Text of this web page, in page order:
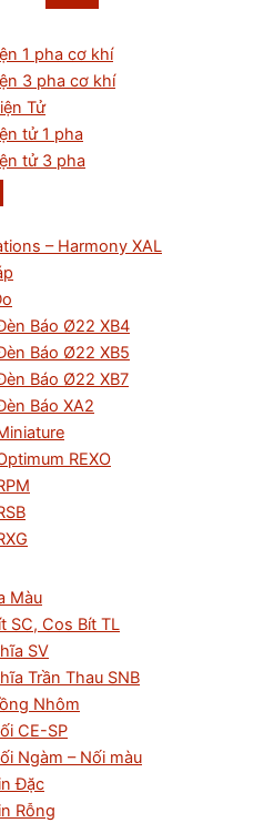
1 pha cơ khí
3 pha cơ khí
Tử
tử 1 pha
tử 3 pha
– Harmony XAL
Báo Ø22 XB4
Báo Ø22 XB5
Báo Ø22 XB7
Báo XA2
REXO
Màu
SC, Cos Bít TL
SV
Trần Thau SNB
Nhôm
CE-SP
Ngàm – Nối màu
Đặc
Rỗng